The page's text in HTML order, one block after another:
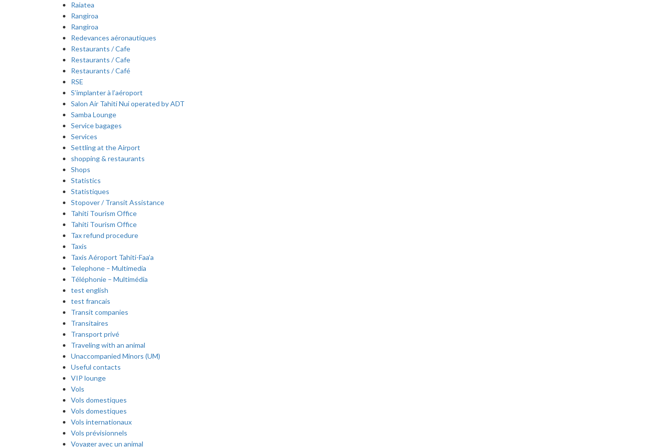
Raiatea
Rangiroa
Rangiroa
Redevances aéronautiques
Restaurants / Cafe
Restaurants / Cafe
Restaurants / Café
RSE
S’implanter à l’aéroport
Salon Air Tahiti Nui operated by ADT
Samba Lounge
Service bagages
Services
Settling at the Airport
shopping & restaurants
Shops
Statistics
Statistiques
Stopover / Transit Assistance
Tahiti Tourism Office
Tahiti Tourism Office
Tax refund procedure
Taxis
Taxis Aéroport Tahiti-Faa’a
Telephone – Multimedia
Téléphonie – Multimédia
test english
test francais
Transit companies
Transitaires
Transport privé
Traveling with an animal
Unaccompanied Minors (UM)
Useful contacts
VIP lounge
Vols
Vols domestiques
Vols domestiques
Vols internationaux
Vols prévisionnels
Voyager avec un animal